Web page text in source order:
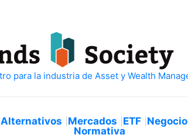
Alternativos Mercados ETF Negocio
Normativa